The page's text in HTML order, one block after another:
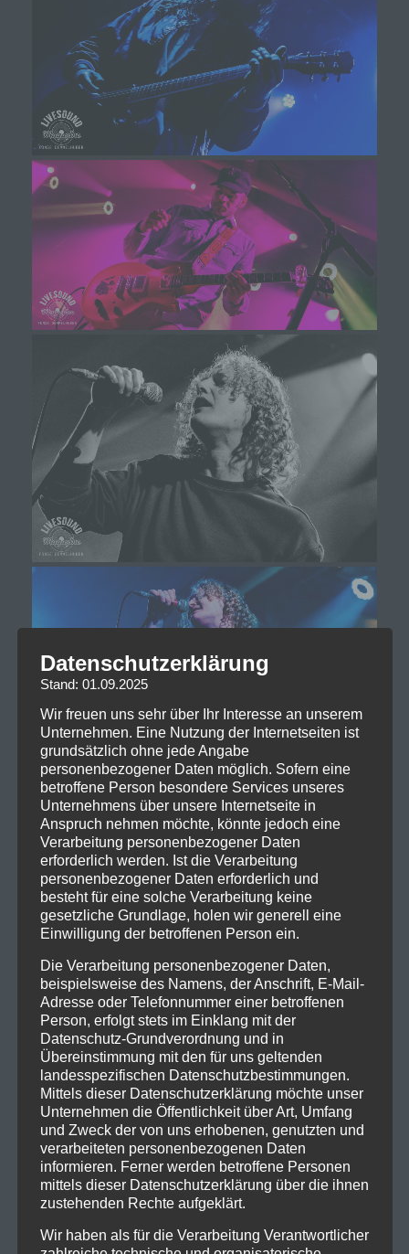
Datenschutzerklärung
Stand: 01.09.2025
Wir freuen uns sehr über Ihr Interesse an unserem
Unternehmen. Eine Nutzung der Internetseiten ist
grundsätzlich ohne jede Angabe
personenbezogener Daten möglich. Sofern eine
betroffene Person besondere Services unseres
Unternehmens über unsere Internetseite in
Anspruch nehmen möchte, könnte jedoch eine
Verarbeitung personenbezogener Daten
erforderlich werden. Ist die Verarbeitung
personenbezogener Daten erforderlich und
besteht für eine solche Verarbeitung keine
gesetzliche Grundlage, holen wir generell eine
Einwilligung der betroffenen Person ein.
Die Verarbeitung personenbezogener Daten,
beispielsweise des Namens, der Anschrift, E-Mail-
Adresse oder Telefonnummer einer betroffenen
Person, erfolgt stets im Einklang mit der
Datenschutz-Grundverordnung und in
Übereinstimmung mit den für uns geltenden
landesspezifischen Datenschutzbestimmungen.
Mittels dieser Datenschutzerklärung möchte unser
Unternehmen die Öffentlichkeit über Art, Umfang
und Zweck der von uns erhobenen, genutzten und
verarbeiteten personenbezogenen Daten
informieren. Ferner werden betroffene Personen
mittels dieser Datenschutzerklärung über die ihnen
zustehenden Rechte aufgeklärt.
Wir haben als für die Verarbeitung Verantwortlicher